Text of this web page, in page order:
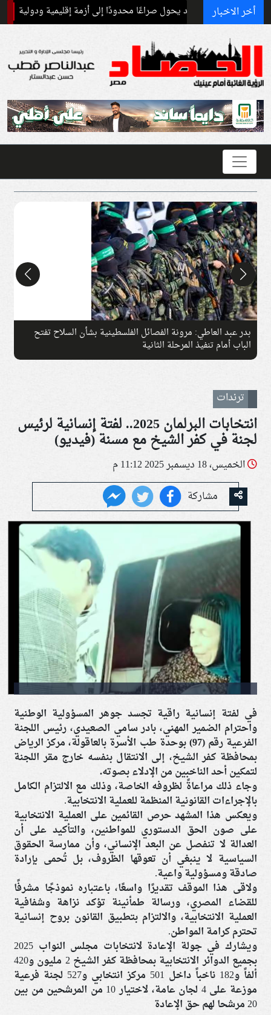
أخر الاخبار
الحروب: قد يحول صراعًا محدودًا إلى أزمة إقليمية ودولية برنامج
بدر عبد العاطي: مرونة الفصائل الفلسطينية بشأن السلاح تفتح
الباب أمام تنفيذ المرحلة الثانية
ترندات
انتخابات البرلمان 2025.. لفتة إنسانية لرئيس
لجنة في كفر الشيخ مع مسنة (فيديو)
الخميس، 18 ديسمبر 2025 11:12 م
مشاركة
في لفتة إنسانية راقية تجسد جوهر المسؤولية الوطنية
واحترام الضمير المهني، بادر سامي الصعيدي، رئيس اللجنة
الفرعية رقم (97) بوحدة طب الأسرة بالعاقولة، مركز الرياض
بمحافظة كفر الشيخ، إلى الانتقال بنفسه خارج مقر اللجنة
لتمكين أحد الناخبين من الإدلاء بصوته.
وجاء ذلك مراعاةً لظروفه الخاصة، وذلك مع الالتزام الكامل
بالإجراءات القانونية المنظمة للعملية الانتخابية.
ويعكس هذا المشهد حرص القائمين على العملية الانتخابية
على صون الحق الدستوري للمواطنين، والتأكيد على أن
العدالة لا تنفصل عن البعد الإنساني، وأن ممارسة الحقوق
السياسية لا ينبغي أن تعوقها الظروف، بل تُحمى بإرادة
صادقة ومسؤولية واعية.
ولاقى هذا الموقف تقديرًا واسعًا، باعتباره نموذجًا مشرفًا
للقضاء المصري، ورسالة طمأنينة تؤكد نزاهة وشفافية
العملية الانتخابية، والالتزام بتطبيق القانون بروح إنسانية
تحترم كرامة المواطن.
ويشارك في جولة الإعادة لانتخابات مجلس النواب 2025
بجميع الدوائر الانتخابية بمحافظة كفر الشيخ 2 مليون و420
ألفاً و182 ناخباً داخل 501 مركز انتخابي و527 لجنة فرعية
موزعة على 4 لجان عامة، لاختيار 10 من المرشحين من بين
20 مرشحا لهم حق الإعادة